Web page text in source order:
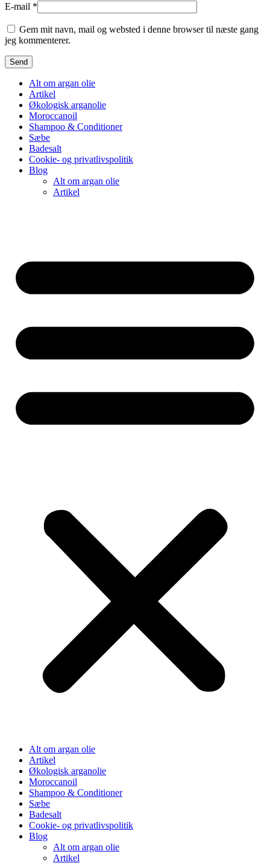
E-mail *
Gem mit navn, mail og websted i denne browser til næste gang
jeg kommenterer.
Alt om argan olie
Artikel
Økologisk arganolie
Moroccanoil
Shampoo & Conditioner
Sæbe
Badesalt
Cookie- og privatlivspolitik
Blog
Alt om argan olie
Artikel
Alt om argan olie
Artikel
Økologisk arganolie
Moroccanoil
Shampoo & Conditioner
Sæbe
Badesalt
Cookie- og privatlivspolitik
Blog
Alt om argan olie
Artikel